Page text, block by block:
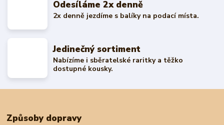
Odesíláme 2x denně
2x denně jezdíme s balíky na podací místa.
Jedinečný sortiment
Nabízíme i sběratelské raritky a těžko
dostupné kousky.
Způsoby dopravy